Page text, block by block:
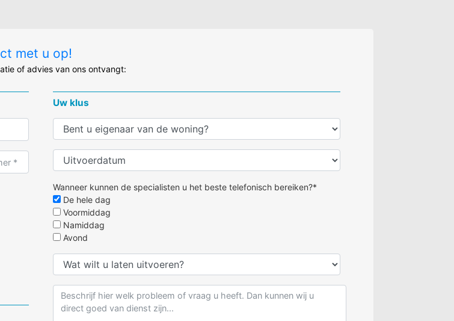
met u op!
of advies van ons ontvangt:
Uw klus
Wanneer kunnen de specialisten u het beste telefonisch bereiken?*
De hele dag
Voormiddag
Namiddag
Avond